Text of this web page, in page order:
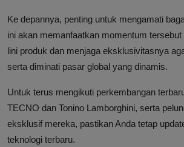
Ke depannya, penting untuk mengamati
ini akan memanfaatkan momentum
lini produk dan menjaga eksklusivitasnya
serta diminati pasar global yang dinamis.
Untuk terus mengikuti perkembangan
TECNO dan Tonino Lamborghini, serta
eksklusif mereka, pastikan Anda tetap
teknologi terbaru.